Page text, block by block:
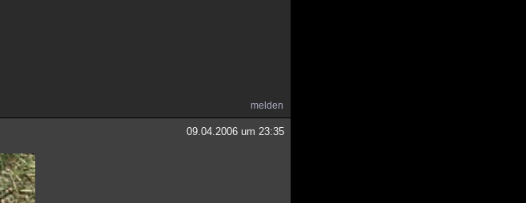
melden
09.04.2006 um 23:35